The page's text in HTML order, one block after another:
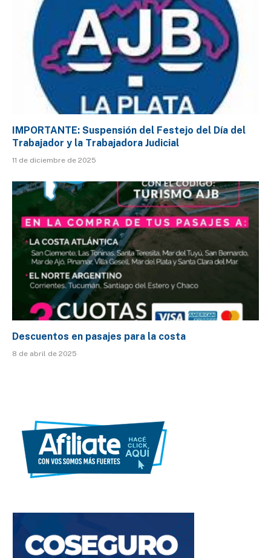
IMPORTANTE: Suspensión del Festejo del Día del
Trabajador y la Trabajadora Judicial
11 de diciembre de 2025
Descuentos en pasajes para la costa
8 de abril de 2025